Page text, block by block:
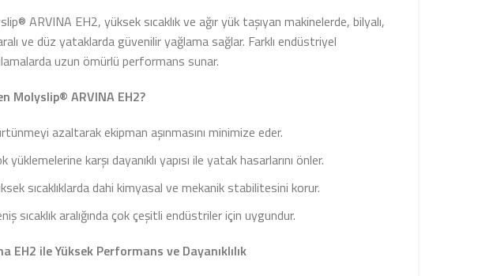
ARVINA EH2, yüksek sıcaklık ve ağır yük taşıyan makinelerde, bilyalı,
ve düz yataklarda güvenilir yağlama sağlar. Farklı endüstriyel
uzun ömürlü performans sunar.
Molyslip® ARVINA EH2?
azaltarak ekipman aşınmasını minimize eder.
yüklemelerine karşı dayanıklı yapısı ile yatak hasarlarını önler.
sıcaklıklarda dahi kimyasal ve mekanik stabilitesini korur.
sıcaklık aralığında çok çeşitli endüstriler için uygundur.
EH2 ile Yüksek Performans ve Dayanıklılık